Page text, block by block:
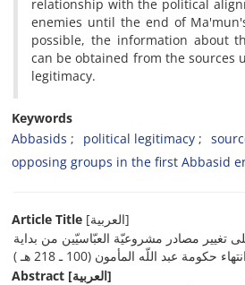
relationship with the political
enemies until the end of
possible, the information about
can be obtained from the sources
legitimacy.
Keywords
Abbasids
political legitimacy
opposing groups in the first Abbasid
Article Title
[العربیة]
تغییر مصادر مشروعیّة العبّاسیّین من بدایة
عبد اللّه‏ المأمون (100 ـ 218 هـ )
Abstract
[العربیة]